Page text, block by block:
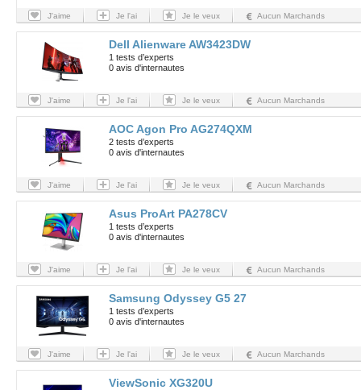
J'aime Je l'ai Je le veux Aucun Marchands
Dell Alienware AW3423DW
1 tests d’experts
0 avis d'internautes
J'aime Je l'ai Je le veux Aucun Marchands
AOC Agon Pro AG274QXM
2 tests d’experts
0 avis d'internautes
J'aime Je l'ai Je le veux Aucun Marchands
Asus ProArt PA278CV
1 tests d’experts
0 avis d'internautes
J'aime Je l'ai Je le veux Aucun Marchands
Samsung Odyssey G5 27
1 tests d’experts
0 avis d'internautes
J'aime Je l'ai Je le veux Aucun Marchands
ViewSonic XG320U